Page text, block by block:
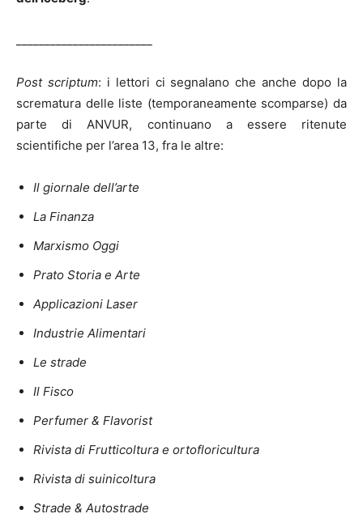
Post scriptum: i lettori ci segnalano che anche dopo la
scrematura delle liste (temporaneamente scomparse) da
parte di ANVUR, continuano a essere ritenute
scientifiche per l’area 13, fra le altre:
Il giornale dell’arte
La Finanza
Marxismo Oggi
Prato Storia e Arte
Applicazioni Laser
Industrie Alimentari
Le strade
Il Fisco
Perfumer & Flavorist
Rivista di Frutticoltura e ortofloricultura
Rivista di suinicoltura
Strade & Autostrade